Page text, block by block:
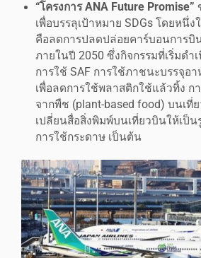
“โครงการANA Future Promise”
เพื่อบรรลุเป้าหมาย SDGs โดยหนึ่
คือลดการปลดปล่อยคาร์บอนการบิ
ภายในปี 2050 ซึ่งกิจกรรมที่เริ่มดำ
การใช้ SAF การใช้ภาชนะบรรจุอ
เพื่อลดการใช้พลาสติกใช้แล้วทิ้ง ก
จากพืช (plant-based food) บนเที่
เปลี่ยนสื่อสิ่งพิมพ์บนเที่ยวบินให้เป็
การใช้กระดาษ เป็นต้น